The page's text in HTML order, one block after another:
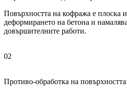
Повърхността на кофража е плоска и
деформирането на бетона и
довършителните работи.
02
Противо-обработка на повърхността: